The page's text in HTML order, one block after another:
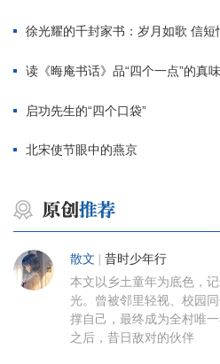
徐光耀的千封家书：岁月如歌 信短
读《晦庵书话》品“四个一点”的真味
启功先生的“四个口袋”
北宋使节眼中的燕京
散文 | 昔时少年行
本文以乡土童年为底色，
光。曾被邻里轻视、校园
撑自己，最终成为全村唯
之后，昔日敌对的伙伴